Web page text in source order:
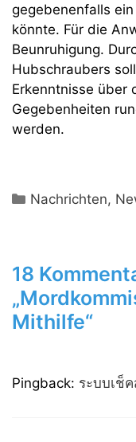
gegebenenfalls
könnte. Für die
Beunruhigung.
Hubschraubers
Erkenntnisse über
Gegebenheiten
werden.
Kategorien
Nachrichten,
18
Mithilfe“
Pingback: ระบบเช็